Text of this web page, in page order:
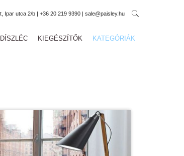
Ipar utca 2/b | +36 20 219 9390 | sale@paisley.hu
DÍSZLÉC KIEGÉSZÍTŐK KATEGÓRIÁK